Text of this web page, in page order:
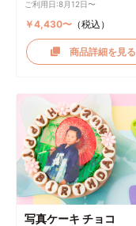
ご利用日:8月12日〜
￥4,430〜（税込）
商品詳細を見る
写真ケーキ チョコ